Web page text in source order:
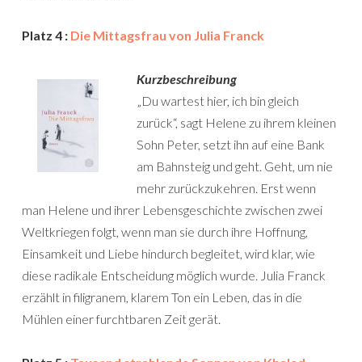
Platz 4 : Die Mittagsfrau von Julia Franck
Kurzbeschreibung
„Du wartest hier, ich bin gleich
zurück“, sagt Helene zu ihrem kleinen
Sohn Peter, setzt ihn auf eine Bank
am Bahnsteig und geht. Geht, um nie
mehr zurückzukehren. Erst wenn
man Helene und ihrer Lebensgeschichte zwischen zwei
Weltkriegen folgt, wenn man sie durch ihre Hoffnung,
Einsamkeit und Liebe hindurch begleitet, wird klar, wie
diese radikale Entscheidung möglich wurde. Julia Franck
erzählt in filigranem, klarem Ton ein Leben, das in die
Mühlen einer furchtbaren Zeit gerät.